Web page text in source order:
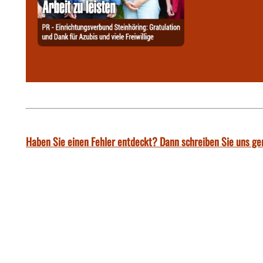
Haben Sie einen Fehler entdeckt? Dann schreiben Sie uns